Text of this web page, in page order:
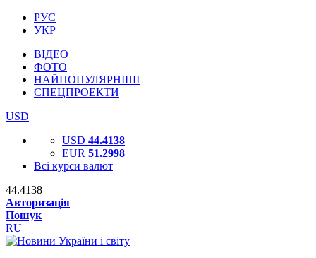
РУС
УКР
ВІДЕО
ФОТО
НАЙПОПУЛЯРНІШІ
СПЕЦПРОЕКТИ
USD
USD 44.4138
EUR 51.2998
Всі курси валют
44.4138
Авторизація
Пошук
RU